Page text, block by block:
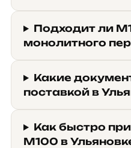
Подходит ли
монолитного
Какие
поставкой в
Как быстро
М100 в